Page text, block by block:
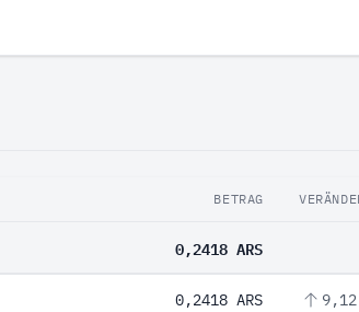
BETRAG
0,2418 ARS
0,2418 ARS 9,12